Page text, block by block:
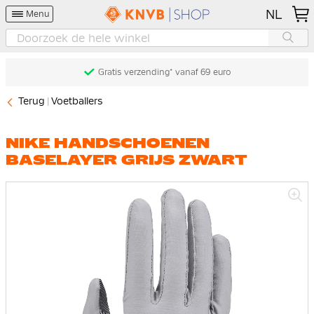
Menu NL
Gratis verzending* vanaf 69 euro
Terug Voetballers
NIKE HANDSCHOENEN
BASELAYER GRIJS ZWART